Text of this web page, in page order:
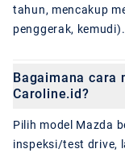
tahun, mencakup
penggerak, kemudi).
Bagaimana cara
Caroline.id?
Pilih model Mazda
inspeksi/test drive,